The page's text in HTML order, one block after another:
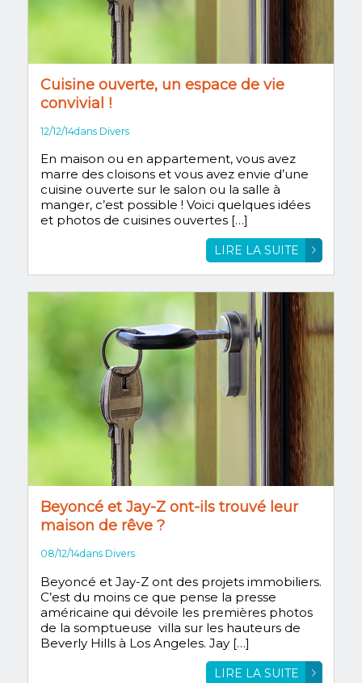
Cuisine ouverte, un espace de vie
convivial !
12/12/14dans Divers
En maison ou en appartement, vous avez
marre des cloisons et vous avez envie d’une
cuisine ouverte sur le salon ou la salle à
manger, c’est possible ! Voici quelques idées
et photos de cuisines ouvertes […]
LIRE LA SUITE
Beyoncé et Jay-Z ont-ils trouvé leur
maison de rêve ?
08/12/14dans Divers
Beyoncé et Jay-Z ont des projets immobiliers.
C’est du moins ce que pense la presse
américaine qui dévoile les premières photos
de la somptueuse villa sur les hauteurs de
Beverly Hills à Los Angeles. Jay […]
LIRE LA SUITE